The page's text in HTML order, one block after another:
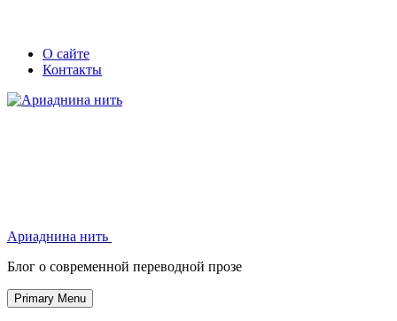
Skip
Secondary
left
navigation
Secondary
right
navigation
О сайте
Контакты
Ариаднина нить
Блог о современной переводной прозе
Primary Menu